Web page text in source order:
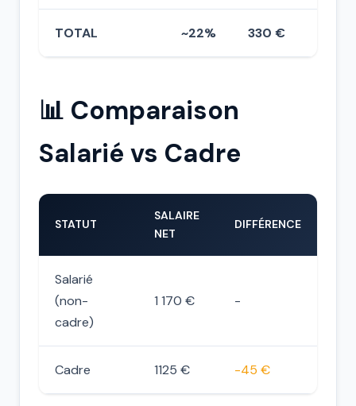
TOTAL ~22% 330 €
📊 Comparaison
Salarié vs Cadre
STATUT
SALAIRE
NET
DIFFÉRENCE
Salarié
(non-
cadre)
1 170 € -
Cadre 1125 € -45 €